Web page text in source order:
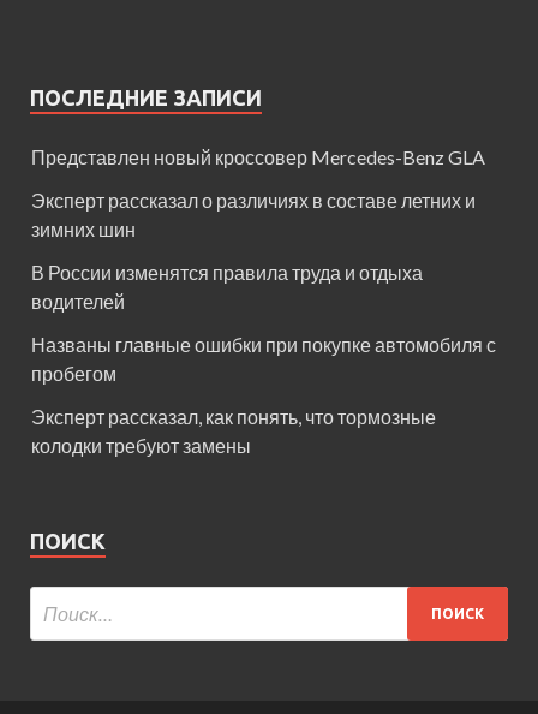
ПОСЛЕДНИЕ ЗАПИСИ
Представлен новый кроссовер Mercedes-Benz GLA
Эксперт рассказал о различиях в составе летних и
зимних шин
В России изменятся правила труда и отдыха
водителей
Названы главные ошибки при покупке автомобиля с
пробегом
Эксперт рассказал, как понять, что тормозные
колодки требуют замены
ПОИСК